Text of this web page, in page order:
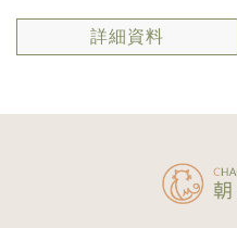
詳細資料